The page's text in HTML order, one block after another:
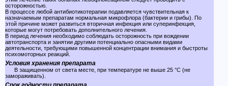
осторожностью.
В процессе любой антибиотикотерапии подавляется чувствительная к
назначаемым препаратам нормальная микрофлора (бактерии и грибы). По
этой причине может развиться вторичная инфекция или суперинфекция,
которые могут потребовать дополнительного лечения.
В период лечения необходимо соблюдать осторожность при вождении
автотранспорта и занятии другими потенциально опасными видами
деятельности, требующими повышенной концентрации внимания и быстроты
психомоторных реакций.
Условия хранения препарата
В защищенном от света месте, при температуре не выше 25 °C (не
замораживать).